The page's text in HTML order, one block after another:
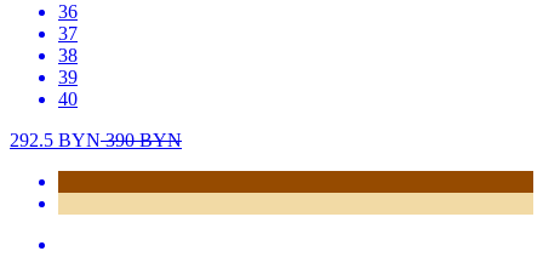
36
37
38
39
40
292.5 BYN390BYN